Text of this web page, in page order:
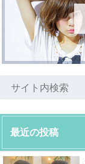
最近の投稿